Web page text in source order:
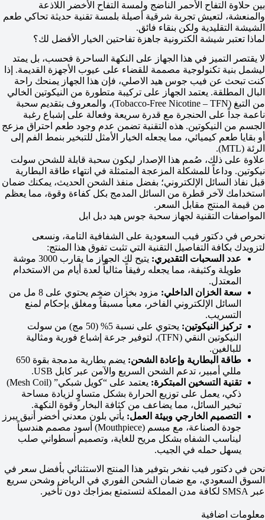
بين حلاوة التفاح الأحمر الناضج ولمسة التفاح الأخضر اللاذعة
والمنعشة، لتعيش تجربة شرقية أصيلة بلمسة تقنية حديثة تحاكي طعم
الشيشة التقليدية ولكن بنقاء فائق.
لماذا تعتبر شيشة الكترونية جاهزة تفاحتين الخيار الأفضل لك؟
لا يقتصر التميز في هذا الجهاز على النكهة الساحرة فحسب، بل يمتد
ليشمل بنية تكنولوجية مصممة للقضاء على عيوب الأجهزة القديمة. إذا
كنت تبحث عن فيب جوس هيد الاصلي، فإن هذا الجهاز يمنحك راحة
البال المطلقة. يعتمد الجهاز على تركيبة متطورة من النيكوتين الخالي
من التبغ (Tobacco-Free Nicotine – TFN)، والمعروف بتقديم سحبة
ناعمة جداً على الحنجرة مع قدرة سريعة وفعالة على إشباع رغبة
الجسم من النيكوتين. هذه التقنية تضمن عدم وجود طعم احتراق مزعج
أو بقايا طعم كيميائي، مما يجعله الخيار الأمثل للتبخير بنمط الفم إلى
الرئة (MTL).
علاوة على ذلك، صُمم هذا الإصدار ليكون سحبة قابلة للشحن سولت
نيكوتين. وداعاً للمشكلة المزعجة المتمثلة في انتهاء طاقة البطارية
قبل نفاذ السائل الإلكتروني؛ بفضل منفذ الشحن الحديث، يمكنك ضمان
استخدامك لآخر قطرة من السائل المدمج بكل كفاءة وقوة، مما يعظم
من قيمة المنتج مقابل السعر.
المواصفات التقنية لجهاز سحبة جوس هيد دبل ابل
نحرص في دكتور فيب السعودية على الشفافية التامة، ونسعى
لتزويدك بكافة التفاصيل التقنية التي تثبت تفوق هذا المنتج:
عدد السحبات التقديري:
يتيح لك الجهاز ما يقارب 3000 موشة
طويلة وكثيفة، مما يجعله رفيقاً مثالياً لعدة أيام من الاستخدام
المعتدل.
سعة الخزان الداخلي:
مزود بخزان ضخم يحتوي على 8 مل من
السائل الإلكتروني الفاخر، معبأ مسبقاً ومغلق بإحكام لمنع
التسريب.
تركيز النيكوتين:
يحتوي على نسبة 5% (50 مج) من سولت
النيكوتين النقي (TFN)، لتوفير جرعة إشباع فورية ومثالية
للبالغين.
طاقة البطارية وإعادة الشحن:
يضم بطارية مدمجة بقوة 650
مللي أمبير، تدعم الشحن السريع والآمن عبر كابل USB.
تقنية التسخين المبتكرة:
يعتمد على “كويل شبكي” (Mesh Coil)
ذكي، يعمل على توزيع الحرارة بشكل متساوٍ لزيادة مساحة
تبخير السائل، مما يضاعف من كثافة البخار وقوة النكهة.
التصميم الخارجي وبيئة العمل: يأتي بلون معدني أخضر أنيق يبرز
جودة الصناعة، مع مبسم (Mouthpiece) أسود مصمم هندسياً
ليناسب الشفاه بشكل مريح للغاية، وتصميم أسطواني صلب
يسهل حمله في الجيب.
نحن في دكتور فيب نفخر بتوفير هذا المنتج الاستثنائي بأفضل سعر في
السوق السعودي، مع ضمان الشحن الفوري في الرياض وشحن سريع
عبر SMSA لكافة مدن المملكة لتستمتع بمزاجك دون تأخير.
معلومات اضافية